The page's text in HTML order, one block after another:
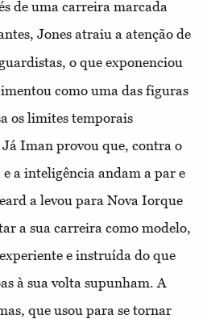
de uma carreira marcada
Jones atraiu a atenção de
o que exponenciou
como uma das figuras
os limites temporais
Iman provou que, contra o
e a inteligência andam a par e
a levou para Nova Iorque
a sua carreira como modelo,
e instruída do que
à sua volta supunham. A
que usou para se tornar